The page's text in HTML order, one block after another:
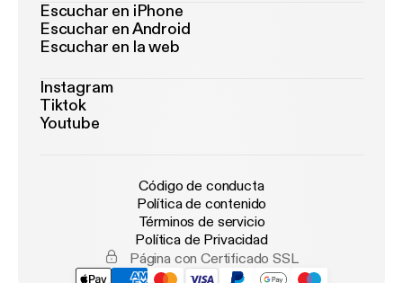
Escuchar en iPhone
Escuchar en Android
Escuchar en la web
Instagram
Tiktok
Youtube
Código de conducta
Política de contenido
Términos de servicio
Política de Privacidad
Página con Certificado SSL